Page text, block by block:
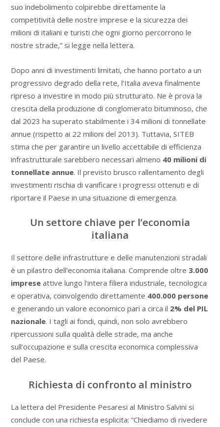
suo indebolimento colpirebbe direttamente la
competitività delle nostre imprese e la sicurezza dei
milioni di italiani e turisti che ogni giorno percorrono le
nostre strade,” si legge nella lettera.
Dopo anni di investimenti limitati, che hanno portato a un
progressivo degrado della rete, l’Italia aveva finalmente
ripreso a investire in modo più strutturato. Ne è prova la
crescita della produzione di conglomerato bituminoso, che
dal 2023 ha superato stabilmente i 34 milioni di tonnellate
annue (rispetto ai 22 milioni del 2013). Tuttavia, SITEB
stima che per garantire un livello accettabile di efficienza
infrastrutturale sarebbero necessari almeno 40 milioni di
tonnellate annue. Il previsto brusco rallentamento degli
investimenti rischia di vanificare i progressi ottenuti e di
riportare il Paese in una situazione di emergenza.
Un settore chiave per l’economia
italiana
Il settore delle infrastrutture e delle manutenzioni stradali
è un pilastro dell’economia italiana. Comprende oltre 3.000
impreseattive lungo l’intera filiera industriale, tecnologica
e operativa, coinvolgendo direttamente 400.000 persone
e generando un valore economico pari a circa il 2% del PIL
nazionale. I tagli ai fondi, quindi, non solo avrebbero
ripercussioni sulla qualità delle strade, ma anche
sull’occupazione e sulla crescita economica complessiva
del Paese.
Richiesta di confronto al ministro
La lettera del Presidente Pesaresi al Ministro Salvini si
conclude con una richiesta esplicita: “Chiediamo di rivedere